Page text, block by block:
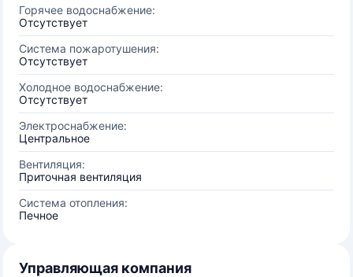
Горячее водоснабжение:
Отсутствует
Система пожаротушения:
Отсутствует
Холодное водоснабжение:
Отсутствует
Электроснабжение:
Центральное
Вентиляция:
Приточная вентиляция
Система отопления:
Печное
Управляющая компания